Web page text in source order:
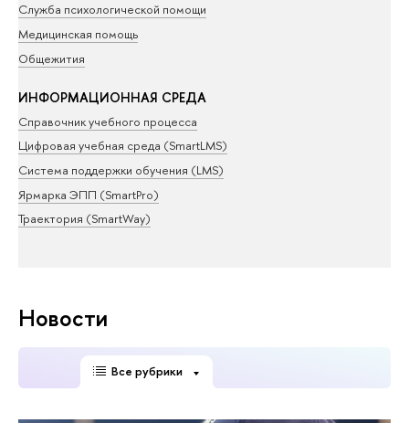
Служба психологической помощи
Медицинская помощь
Общежития
ИНФОРМАЦИОННАЯ СРЕДА
Справочник учебного процесса
Цифровая учебная среда (SmartLMS)
Система поддержки обучения (LMS)
Ярмарка ЭПП (SmartPro)
Траектория (SmartWay)
Новости
Все рубрики